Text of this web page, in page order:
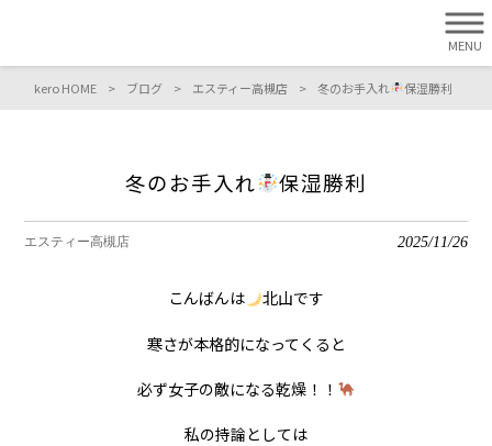
MENU
kero HOME > ブログ > エスティー高槻店 > 冬のお手入れ 保湿勝利
冬のお手入れ 保湿勝利
エスティー高槻店 2025/11/26
こんばんは 北山です
寒さが本格的になってくると
必ず女子の敵になる乾燥！！
私の持論としては